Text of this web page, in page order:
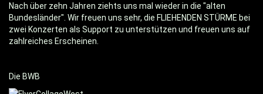
Nach über zehn Jahren ziehts uns mal wieder in die "alten
Bundesländer". Wir freuen uns sehr, die FLIEHENDEN STÜRME bei
zwei Konzerten als Support zu unterstützen und freuen uns auf
zahlreiches Erscheinen.
Die BWB